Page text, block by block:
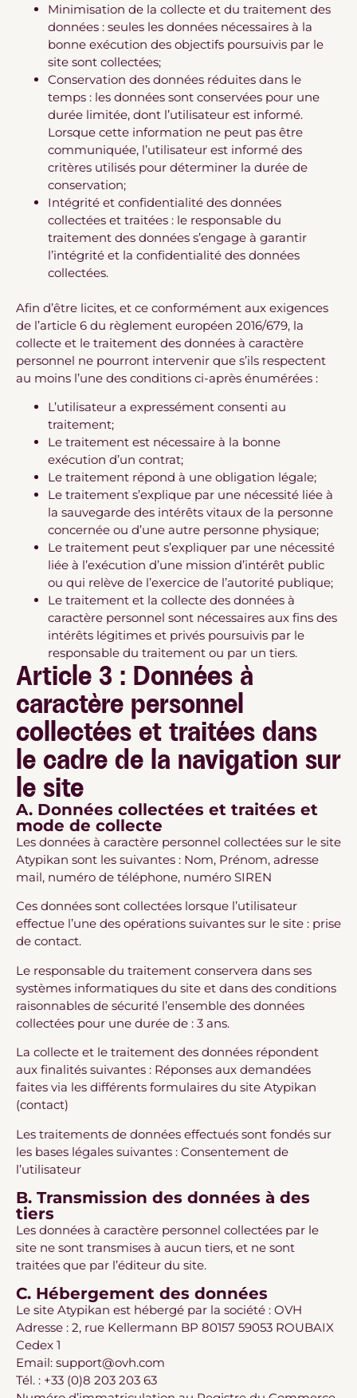
Minimisation de la collecte et du traitement des
données : seules les données nécessaires à la
bonne exécution des objectifs poursuivis par le
site sont collectées;
Conservation des données réduites dans le
temps : les données sont conservées pour une
durée limitée, dont l’utilisateur est informé.
Lorsque cette information ne peut pas être
communiquée, l’utilisateur est informé des
critères utilisés pour déterminer la durée de
conservation;
Intégrité et confidentialité des données
collectées et traitées : le responsable du
traitement des données s’engage à garantir
l’intégrité et la confidentialité des données
collectées.
Afin d’être licites, et ce conformément aux exigences
de l’article 6 du règlement européen 2016/679, la
collecte et le traitement des données à caractère
personnel ne pourront intervenir que s’ils respectent
au moins l’une des conditions ci-après énumérées :
L’utilisateur a expressément consenti au
traitement;
Le traitement est nécessaire à la bonne
exécution d’un contrat;
Le traitement répond à une obligation légale;
Le traitement s’explique par une nécessité liée à
la sauvegarde des intérêts vitaux de la personne
concernée ou d’une autre personne physique;
Le traitement peut s’expliquer par une nécessité
liée à l’exécution d’une mission d’intérêt public
ou qui relève de l’exercice de l’autorité publique;
Le traitement et la collecte des données à
caractère personnel sont nécessaires aux fins des
intérêts légitimes et privés poursuivis par le
responsable du traitement ou par un tiers.
Article 3 : Données à
caractère personnel
collectées et traitées dans
le cadre de la navigation sur
le site
A. Données collectées et traitées et
mode de collecte
Les données à caractère personnel collectées sur le site
Atypikan sont les suivantes : Nom, Prénom, adresse
mail, numéro de téléphone, numéro SIREN
Ces données sont collectées lorsque l’utilisateur
effectue l’une des opérations suivantes sur le site : prise
de contact.
Le responsable du traitement conservera dans ses
systèmes informatiques du site et dans des conditions
raisonnables de sécurité l’ensemble des données
collectées pour une durée de : 3 ans.
La collecte et le traitement des données répondent
aux finalités suivantes : Réponses aux demandées
faites via les différents formulaires du site Atypikan
(contact)
Les traitements de données effectués sont fondés sur
les bases légales suivantes : Consentement de
l’utilisateur
B. Transmission des données à des
tiers
Les données à caractère personnel collectées par le
site ne sont transmises à aucun tiers, et ne sont
traitées que par l’éditeur du site.
C. Hébergement des données
Le site Atypikan est hébergé par la société : OVH
Adresse : 2, rue Kellermann BP 80157 59053 ROUBAIX
Cedex 1
Email: support@ovh.com
Tél. : +33 (0)8 203 203 63